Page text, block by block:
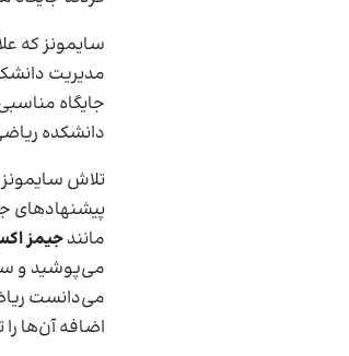
سایمونز که
مدیریت
جایگاه
دانشکده
تلاش سایمونز
پیشنهادهای
مانندجیمز
می‌پوشید و
می‌دانست
اضافه آن‌ها را